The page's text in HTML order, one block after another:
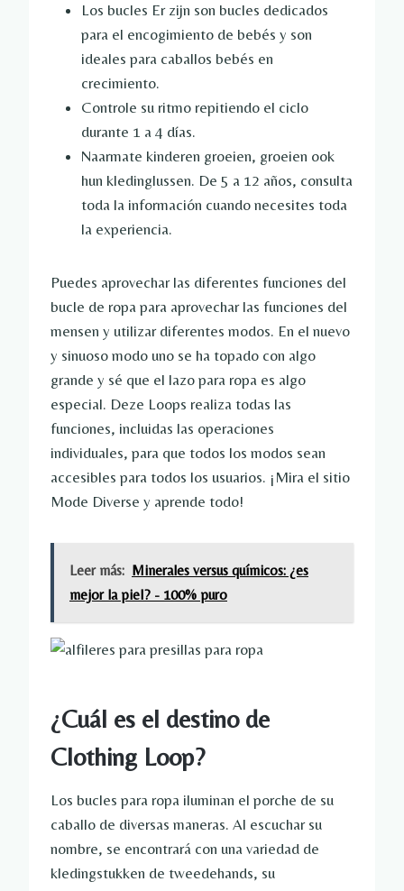
Los bucles Er zijn son bucles dedicados
para el encogimiento de bebés y son
ideales para caballos bebés en
crecimiento.
Controle su ritmo repitiendo el ciclo
durante 1 a 4 días.
Naarmate kinderen groeien, groeien ook
hun kledinglussen. De 5 a 12 años, consulta
toda la información cuando necesites toda
la experiencia.
Puedes aprovechar las diferentes funciones del
bucle de ropa para aprovechar las funciones del
mensen y utilizar diferentes modos. En el nuevo
y sinuoso modo uno se ha topado con algo
grande y sé que el lazo para ropa es algo
especial. Deze Loops realiza todas las
funciones, incluidas las operaciones
individuales, para que todos los modos sean
accesibles para todos los usuarios. ¡Mira el sitio
Mode Diverse y aprende todo!
Leer más: Minerales versus químicos: ¿es
mejor la piel? - 100% puro
¿Cuál es el destino de
Clothing Loop?
Los bucles para ropa iluminan el porche de su
caballo de diversas maneras. Al escuchar su
nombre, se encontrará con una variedad de
kledingstukken de tweedehands, su